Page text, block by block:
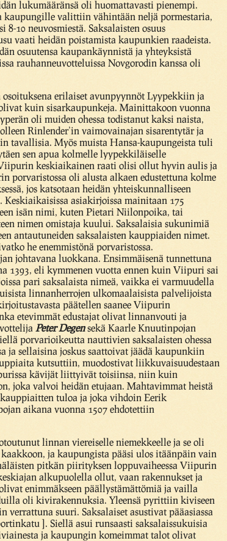
lukumääränsä oli huomattavasti pienempi.
kaupungille valittiin vähintään neljä pormestaria,
10 neuvosmiestä. Saksalaisten osuus
vaati heidän poistamista kaupunkien raadeista.
osuutensa kaupankäynnistä ja yhteyksistä
rauhanneuvotteluissa Novgorodin kanssa oli
erilaiset avunpyynnöt Lyypekkiin ja
kuin sisarkaupunkeja. Mainittakoon vuonna
oli muiden ohessa todistanut kaksi naista,
Rinlender’in vaimovainajan sisarentytär ja
tavallisia. Myös muista Hansa-kaupungeista tuli
sen apua kolmelle lyypekkiläiselle
keskiaikainen raati olisi ollut hyvin aulis ja
porvaristossa oli alusta alkaen edustettuna kolme
jos katsotaan heidän yhteiskunnalliseen
Keskiaikaisissa asiakirjoissa mainitaan 175
isän nimi, kuten Pietari Niilonpoika, tai
nimen omistaja kuului. Saksalaisia sukunimiä
antautuneiden saksalaisten kauppiaiden nimet.
he enemmistönä porvaristossa.
johtavana luokkana. Ensimmäisenä tunnettuna
1393, eli kymmenen vuotta ennen kuin Viipuri sai
pari saksalaista nimeä, vaikka ei varmuudella
linnanherrojen ulkomaalaisista palvelijoista
päätellen saanee Viipurin
etevimmät edustajat olivat linnanvouti ja
Peter Degensekä Kaarle Knuutinpojan
porvarioikeutta nauttivien saksalaisten ohessa
ja sellaisina joskus saattoivat jäädä kaupunkiin
kutsuttiin, muodostivat liikkuvaisuudestaan
kävijät liittyivät toisiinsa, niin kuin
joka valvoi heidän etujaan. Mahtavimmat heistä
tuloa ja joka vihdoin Eerik
aikana vuonna 1507 ehdotettiin
linnan viereiselle niemekkeelle ja se oli
ja kaupungista pääsi ulos itäänpäin vain
pitkän piirityksen loppuvaiheessa Viipurin
alkupuolella ollut, vaan rakennukset ja
enimmäkseen päällystämättömiä ja vailla
oli kivirakennuksia. Yleensä pyrittiin kiviseen
suuri. Saksalaiset asustivat pääasiassa
]. Siellä asui runsaasti saksalaissukuisia
ja kaupungin komeimmat talot olivat